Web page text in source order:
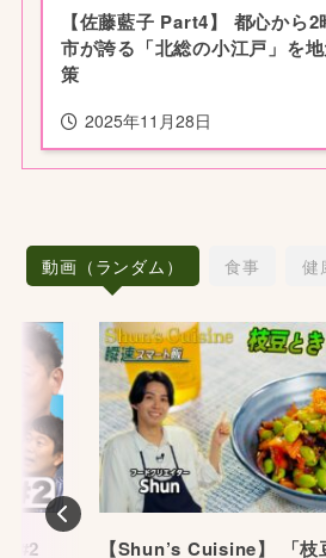
【佐藤藍子 Part4】 都心から
市が誇る「北総の小江戸」を
策
2025年11月28日
動画（ランダム） 食事 健
Previous
#2
【Shun’s Cuisine】 「